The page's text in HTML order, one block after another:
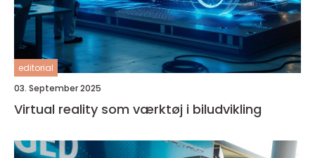
editorial
03. September 2025
Virtual reality som værktøj i biludvikling